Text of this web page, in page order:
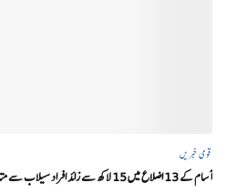
قومی خبریں
آسام کے 13 اضلاع میں 15 لاکھ سے زائد افراد سیلاب سے متاثر